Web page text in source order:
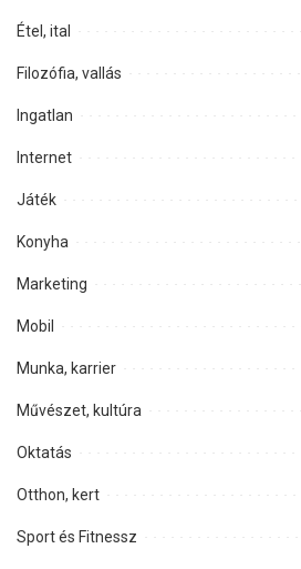
Étel, ital
Filozófia, vallás
Ingatlan
Internet
Játék
Konyha
Marketing
Mobil
Munka, karrier
Művészet, kultúra
Oktatás
Otthon, kert
Sport és Fitnessz